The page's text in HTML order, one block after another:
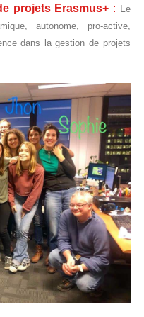
projets Erasmus+ : L e
autonome, pro-active,
dans la gestion de projets